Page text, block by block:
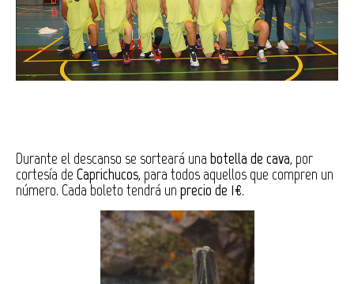
Durante el descanso se sorteará una botella de cava, por
cortesía de Caprichucos, para todos aquellos que compren un
número. Cada boleto tendrá un precio de 1€.